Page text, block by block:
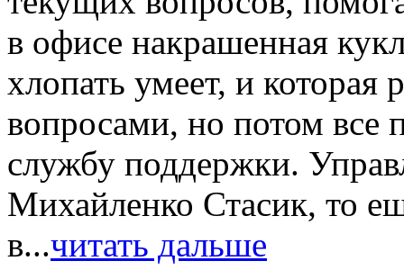
в офисе накрашенная
хлопать умеет, и которая
вопросами, но потом все
службу поддержки.
Михайленко Стасик, то
в...читать дальше